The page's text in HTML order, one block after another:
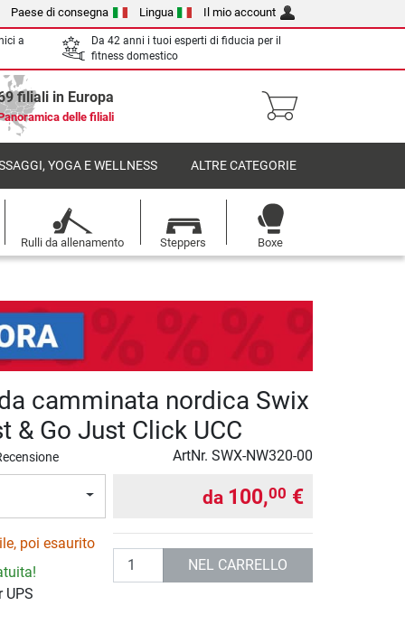
Paese di consegna Lingua Il mio account
a
Da 42 anni i tuoi esperti di fiducia per il
fitness domestico
filiali in Europa
delle filiali
YOGA E WELLNESS ALTRE CATEGORIE
Rulli da allenamento Steppers Boxe
camminata nordica Swix
& Go Just Click UCC
ArtNr. SWX-NW320-00
poi esaurito
UPS
da 100,00 €
Quantità NEL CARRELLO